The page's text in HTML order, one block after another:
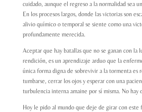
cuidado, aunque el regreso a la normalidad sea
En los procesos largos, donde las victorias son
alivio químico o temporal se siente como una
profundamente merecida.
Aceptar que hay batallas que no se ganan con la
rendición, es un aprendizaje arduo que la
única forma digna de sobrevivir a la tormenta es
tumbarse, cerrar los ojos y esperar con una
turbulencia interna amaine por sí misma. No hay
Hoy le pido al mundo que deje de girar con